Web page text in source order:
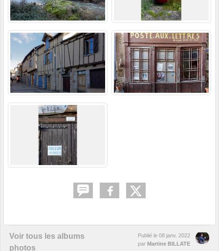
Voir tous les albums
photos
Publié le 08 janv. 2022
par Martine BILLATE